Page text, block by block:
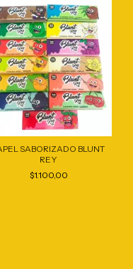
SABORIZADO BLUNT
REY
$1.100,00